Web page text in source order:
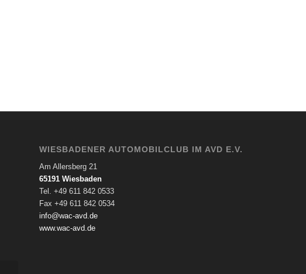
WIESBADENER AUTOMOBILCLUB IM AVD E.V.
Am Allersberg 21
65191 Wiesbaden
Tel. +49 611 842 0533
Fax +49 611 842 0534
info@wac-avd.de
www.wac-avd.de